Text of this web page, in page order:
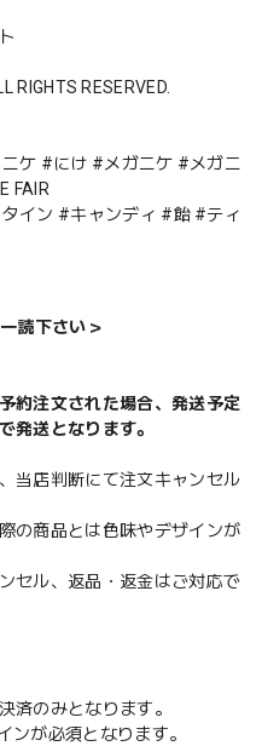
RIGHTS RESERVED.
ケ #にけ #メガニケ #メガニ
FAIR
タイン #キャンディ #飴 #ティ
読下さい＞
約注文された場合、発送予定
発送となります。
当店判断にて注文キャンセル
の商品とは色味やデザインが
セル、返品・返金はご対応で
済のみとなります。
ンが必須となります。